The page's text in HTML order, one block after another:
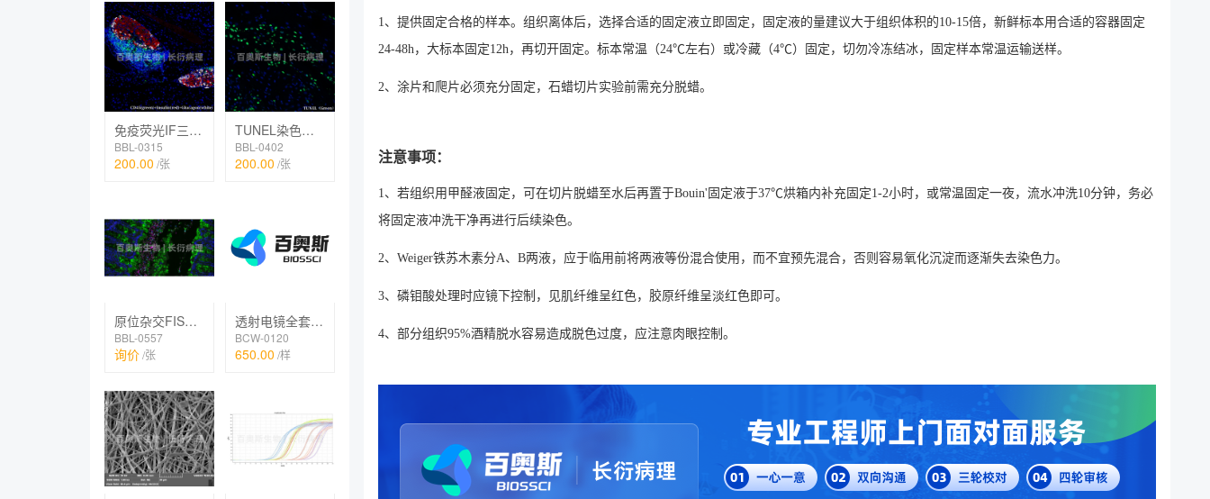
免疫荧光IF三标（TSA法）
BBL-0315
200.00 /张
TUNEL染色（荧光）
BBL-0402
200.00 /张
原位杂交FISH、IF双标
BBL-0557
询价/张
透射电镜全套（常规）
BCW-0120
650.00 /样
1、提供固定合格的样本。组织离体后，选择合适的固定液立即固定，固定液的量建议大于组织体积的10-15倍，新鲜标本用合适的容器固定
24-48h，大标本固定12h，再切开固定。标本常温（24℃左右）或冷藏（4℃）固定，切勿冷冻结冰，固定样本常温运输送样。
2、涂片和爬片必须充分固定，石蜡切片实验前需充分脱蜡。
注意事项：
1、若组织用甲醛液固定，可在切片脱蜡至水后再置于Bouin'固定液于37℃烘箱内补充固定1-2小时，或常温固定一夜，流水冲洗10分钟，务必
将固定液冲洗干净再进行后续染色。
2、Weiger铁苏木素分A、B两液，应于临用前将两液等份混合使用，而不宜预先混合，否则容易氧化沉淀而逐渐失去染色力。
3、磷钼酸处理时应镜下控制，见肌纤维呈红色，胶原纤维呈淡红色即可。
4、部分组织95%酒精脱水容易造成脱色过度，应注意肉眼控制。